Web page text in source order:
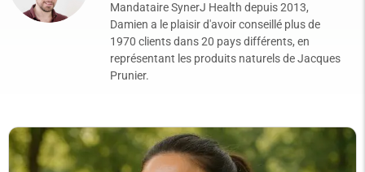
Mandataire SynerJ Health depuis 2013,
Damien a le plaisir d'avoir conseillé plus de
1970 clients dans 20 pays différents, en
représentant les produits naturels de Jacques
Prunier.